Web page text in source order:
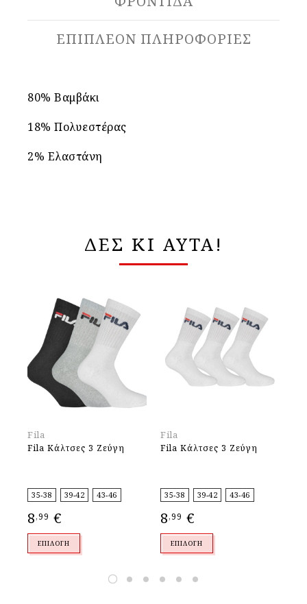
ΕΠΙΠΛΈΟΝ ΠΛΗΡΟΦΟΡΊΕΣ
80% Βαμβάκι
18% Πολυεστέρας
2% Ελαστάνη
ΔΕΣ ΚΙ ΑΥΤΑ!
Fila
Fila Kάλτσες 3 Ζεύγη
35-38 39-42 43-46
8,99 €
ΕΠΙΛΟΓΉ
Fila
Fila Kάλτσες 3 Ζεύγη
35-38 39-42 43-46
8,99 €
ΕΠΙΛΟΓΉ